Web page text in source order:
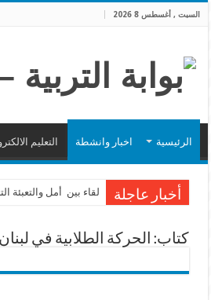
السبت , أغسطس 8 2026
الرئيسية اخبار وانشطة التعليم
أخبار عاجلة لقاء بين أمل والتعبئة
كتاب: الحركة الطلابية في لبنان